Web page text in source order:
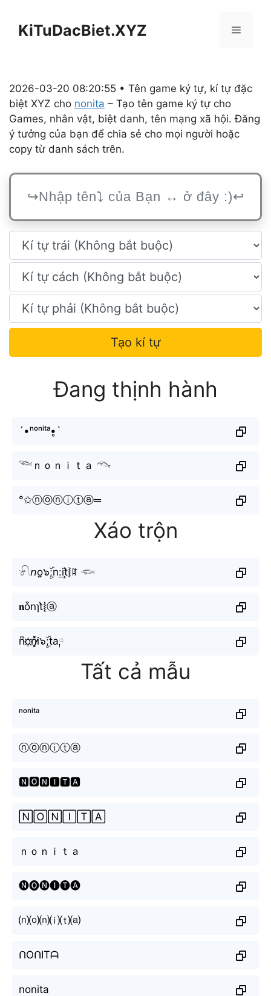
KiTuDacBiet.XYZ Menu
2026-03-20 08:20:55 • Tên game ký tự, kí tự đặc
biệt XYZ cho nonita – Tạo tên game ký tự cho
Games, nhân vật, biệt danh, tên mạng xã hội. Đăng
ý tưởng của bạn để chia sẻ cho mọi người hoặc
copy từ danh sách trên.
Tạo kí tự
Đang thịnh hành
´•ⁿᵒⁿⁱᵗᵃ•̥`
𓆝ｎｏｎｉｔａ 𓆞
°✩ⓝⓞⓝⓘⓣⓐ═
Xáo trộn
𓍯𝘯o̤̮๖ۣۜ;n:͢it͛⦚ꍏ 𓆟
𝐧o͒nɿt͛⦚ⓐ
n͆o҉n͓̽i̷̷๖ۣۜ;ta༙
Tất cả mẫu
ⁿᵒⁿⁱᵗᵃ
ⓝⓞⓝⓘⓣⓐ
🅽🅾🅽🅸🆃🅰
🄽🄾🄽🄸🅃🄰
ｎｏｎｉｔａ
🅝🅞🅝🅘🅣🅐
⒩⒪⒩⒤⒯⒜
ᑎOᑎITᗩ
nonita